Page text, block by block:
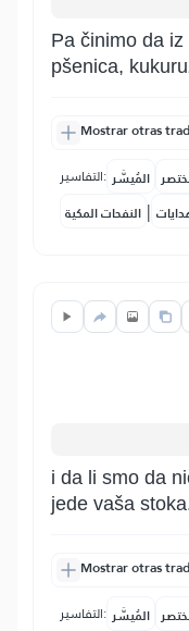
Pa činimo da
pšenica,
Mostrar otras
التفاسير: المُيسَّر
النفحات المكية |
i da li smo da
jede vaša
Mostrar otras
التفاسير: المُيسَّر